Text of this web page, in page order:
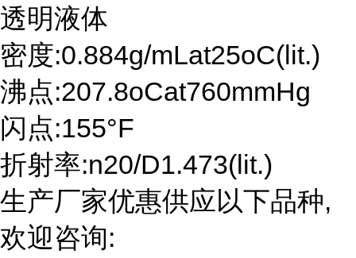
透明液体
密度:0.884g/mLat25oC(lit.)
沸点:207.8oCat760mmHg
闪点:155°F
折射率:n20/D1.473(lit.)
生产厂家优惠供应以下品种,
欢迎咨询: